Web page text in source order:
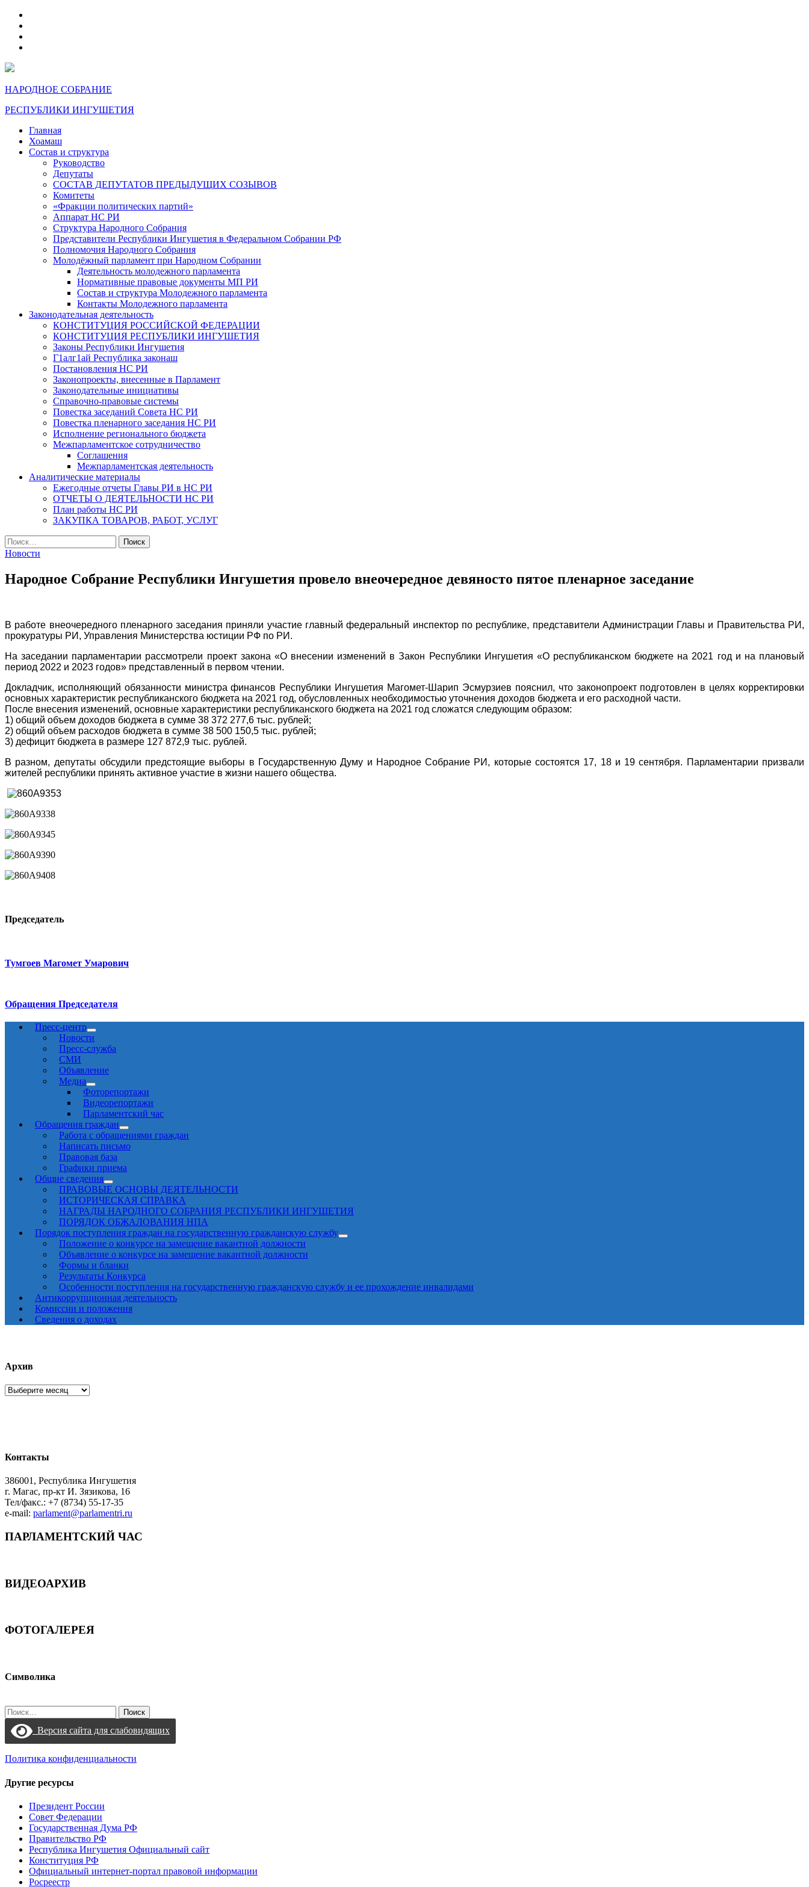
НАРОДНОЕ СОБРАНИЕ
РЕСПУБЛИКИ ИНГУШЕТИЯ
Главная
Хоамаш
Состав и структура
Руководство
Депутаты
СОСТАВ ДЕПУТАТОВ ПРЕДЫДУЩИХ СОЗЫВОВ
Комитеты
«Фракции политических партий»
Аппарат НС РИ
Структура Народного Собрания
Представители Республики Ингушетия в Федеральном Собрании РФ
Полномочия Народного Собрания
Молодёжный парламент при Народном Собрании
Деятельность молодежного парламента
Нормативные правовые документы МП РИ
Состав и структура Молодежного парламента
Контакты Молодежного парламента
Законодательная деятельность
КОНСТИТУЦИЯ РОССИЙСКОЙ ФЕДЕРАЦИИ
КОНСТИТУЦИЯ РЕСПУБЛИКИ ИНГУШЕТИЯ
Законы Республики Ингушетия
Г1алг1ай Республика законаш
Постановления НС РИ
Законопроекты, внесенные в Парламент
Законодательные инициативы
Справочно-правовые системы
Повестка заседаний Совета НС РИ
Повестка пленарного заседания НС РИ
Исполнение регионального бюджета
Межпарламентское сотрудничество
Соглашения
Межпарламентская деятельность
Аналитические материалы
Ежегодные отчеты Главы РИ в НС РИ
ОТЧЕТЫ О ДЕЯТЕЛЬНОСТИ НС РИ
План работы НС РИ
ЗАКУПКА ТОВАРОВ, РАБОТ, УСЛУГ
Найти:
Новости
Народное Собрание Республики Ингушетия провело внеочередное девяносто пятое пленарное заседание
В работе внеочередного пленарного заседания приняли участие главный федеральный инспектор по республике, представители Администрации Главы и Правительства РИ,
прокуратуры РИ, Управления Министерства юстиции РФ по РИ.
На заседании парламентарии рассмотрели проект закона «О внесении изменений в Закон Республики Ингушетия «О республиканском бюджете на 2021 год и на плановый
период 2022 и 2023 годов» представленный в первом чтении.
Докладчик, исполняющий обязанности министра финансов Республики Ингушетия Магомет-Шарип Эсмурзиев пояснил, что законопроект подготовлен в целях корректировки
основных характеристик республиканского бюджета на 2021 год, обусловленных необходимостью уточнения доходов бюджета и его расходной части.
После внесения изменений, основные характеристики республиканского бюджета на 2021 год сложатся следующим образом:
1) общий объем доходов бюджета в сумме 38 372 277,6 тыс. рублей;
2) общий объем расходов бюджета в сумме 38 500 150,5 тыс. рублей;
3) дефицит бюджета в размере 127 872,9 тыс. рублей.
В разном, депутаты обсудили предстоящие выборы в Государственную Думу и Народное Собрание РИ, которые состоятся 17, 18 и 19 сентября. Парламентарии призвали
жителей республики принять активное участие в жизни нашего общества.
Председатель
Тумгоев Магомет Умарович
Обращения Председателя
Пресс-центр
Новости
Пресс-служба
СМИ
Объявление
Медиа
Фоторепортажи
Видеорепортажи
Парламентский час
Обращения граждан
Работа с обращениями граждан
Написать письмо
Правовая база
Графики приема
Общие сведения
ПРАВОВЫЕ ОСНОВЫ ДЕЯТЕЛЬНОСТИ
ИСТОРИЧЕСКАЯ СПРАВКА
НАГРАДЫ НАРОДНОГО СОБРАНИЯ РЕСПУБЛИКИ ИНГУШЕТИЯ
ПОРЯДОК ОБЖАЛОВАНИЯ НПА
Порядок поступления граждан на государственную гражданскую службу
Положение о конкурсе на замещение вакантной должности
Объявление о конкурсе на замещение вакантной должности
Формы и бланки
Результаты Конкурса
Особенности поступления на государственную гражданскую службу и ее прохождение инвалидами
Антикоррупционная деятельность
Комиссии и положения
Сведения о доходах
Архив
Архив
Контакты
386001, Республика Ингушетия
г. Магас, пр-кт И. Зязикова, 16
Тел/факс.: +7 (8734) 55-17-35
e-mail: parlament@parlamentri.ru
ПАРЛАМЕНТСКИЙ ЧАС
ВИДЕОАРХИВ
ФОТОГАЛЕРЕЯ
Символика
Найти:
Версия сайта для слабовидящих
Политика конфиденциальности
Другие ресурсы
Президент России
Совет Федерации
Государственная Дума РФ
Правительство РФ
Республика Ингушетия Официальный сайт
Конституция РФ
Официальный интернет-портал правовой информации
Росреестр